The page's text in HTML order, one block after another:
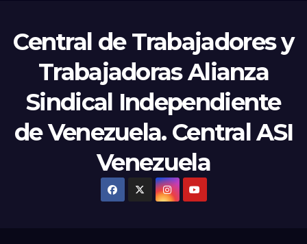
Central de Trabajadores y
Trabajadoras Alianza
Sindical Independiente
de Venezuela. Central ASI
Venezuela